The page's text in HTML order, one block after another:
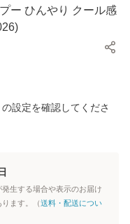
ー ひんやり クール感
設定を確認してくださ
生する場合や表示のお届け
ます。（送料・配送につい